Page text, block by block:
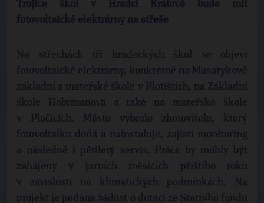
Trojice škol v Hradci Králové bude mít
fotovoltaické elektrárny na střeše
Na střechách tří hradeckých škol se objeví
fotovoltaické elektrárny, konkrétně na Masarykově
základní a mateřské škole v Plotištích, na Základní
škole Habrmanova a také na mateřské škole
v Plačicích. Město vybralo zhotovitele, který
fotovoltaiku dodá a nainstaluje, zajistí monitoring
a následně i pětiletý servis. Práce by mohly být
zahájeny v jarních měsících příštího roku
v závislosti na klimatických podmínkách. Na
projekt je podána žádost o dotaci ze Státního fondu